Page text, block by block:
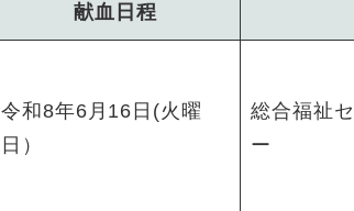
献血日程
令和8年6月16日(火曜
日）
総合福祉
ー